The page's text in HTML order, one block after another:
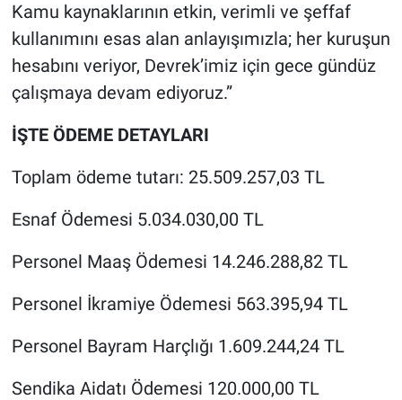
Kamu kaynaklarının etkin, verimli ve şeffaf
kullanımını esas alan anlayışımızla; her kuruşun
hesabını veriyor, Devrek’imiz için gece gündüz
çalışmaya devam ediyoruz.”
İŞTE ÖDEME DETAYLARI
Toplam ödeme tutarı: 25.509.257,03 TL
Esnaf Ödemesi 5.034.030,00 TL
Personel Maaş Ödemesi 14.246.288,82 TL
Personel İkramiye Ödemesi 563.395,94 TL
Personel Bayram Harçlığı 1.609.244,24 TL
Sendika Aidatı Ödemesi 120.000,00 TL